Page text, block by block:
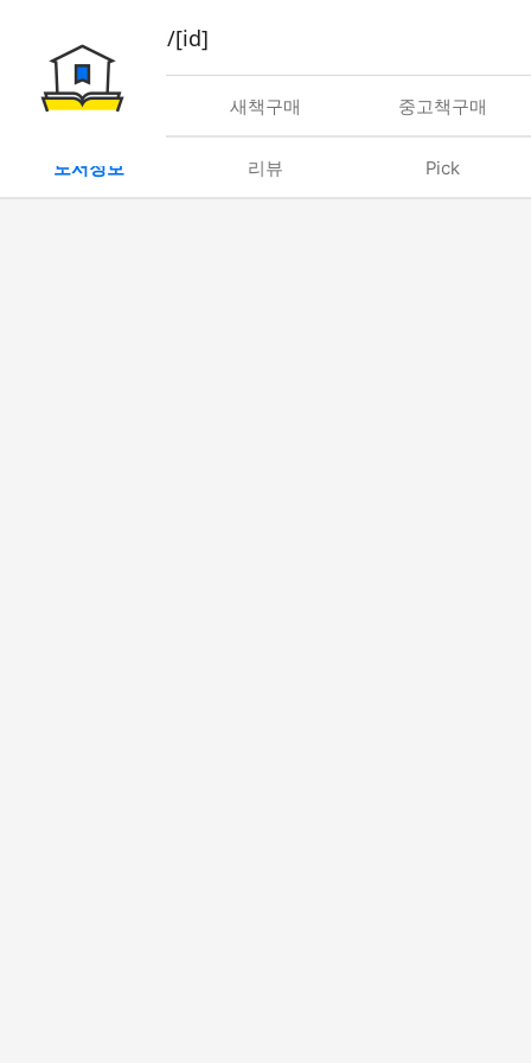
book/rent/[id]
대여 새책구매 중고책구매
도서정보 리뷰 Pick